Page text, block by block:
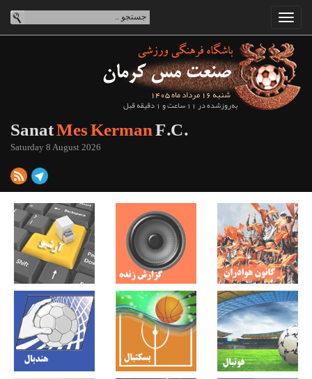
شنبه 16 مرداد ماه 1405
به‌روزشده در 11 ساعت و 1 دقیقه قبل
SanatMes KermanF.C.
Saturday 8 August 2026